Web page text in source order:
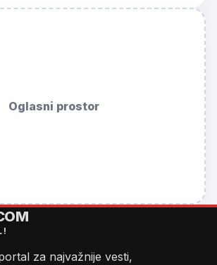
Oglasni prostor
za najvažnije vesti,